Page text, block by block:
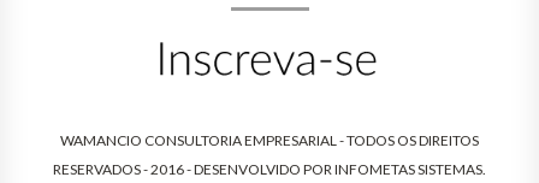
WAMANCIO CONSULTORIA EMPRESARIAL - TODOS OS DIREITOS
RESERVADOS - 2016 - DESENVOLVIDO PORINFOMETAS SISTEMAS.